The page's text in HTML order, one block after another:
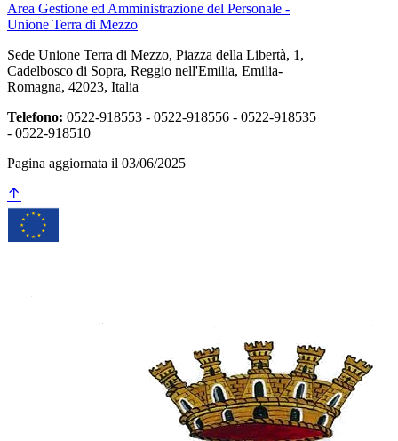
Area Gestione ed Amministrazione del Personale -
Unione Terra di Mezzo
Sede Unione Terra di Mezzo, Piazza della Libertà, 1,
Cadelbosco di Sopra, Reggio nell'Emilia, Emilia-
Romagna, 42023, Italia
Telefono: 0522-918553 - 0522-918556 - 0522-918535
- 0522-918510
Pagina aggiornata il 03/06/2025